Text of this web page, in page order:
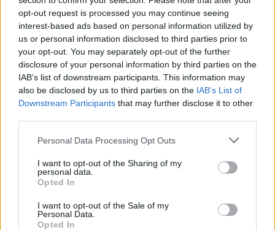
opt-out request is processed you may continue seeing
interest-based ads based on personal information utilized by
us or personal information disclosed to third parties prior to
your opt-out. You may separately opt-out of the further
disclosure of your personal information by third parties on the
IAB’s list of downstream participants. This information may
also be disclosed by us to third parties on the IAB’s List of
Downstream Participants that may further disclose it to other
Personal Data Processing Opt Outs
I want to opt-out of the Sharing of my
personal data.
Opted In
I want to opt-out of the Sale of my
Personal Data.
Opted In
01 Ιανουαρίου 2025 15:05
Άδωνις Γεωργιάδης: Σε ΕΚΑΒ,
Σισμανόγλειο και ΚΑΤ ο υπουργός
Υγείας για την πρώτη μέρα του χρόνου
Ο Υπουργός Υγείας Άδωνις Γεωργιάδης
επισκέφθηκε το ΕΚΑΒ και τα εφημερεύοντα
νοσοκομεία για να ανταλλάξει ευχές την πρώτη
ημέρα...